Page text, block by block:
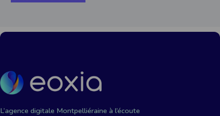
L’agence digitale Montpelliéraine à l’écoute